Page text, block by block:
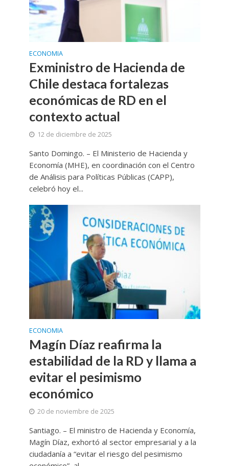
ECONOMIA
Exministro de Hacienda de
Chile destaca fortalezas
económicas de RD en el
contexto actual
12 de diciembre de 2025
Santo Domingo. – El Ministerio de Hacienda y
Economía (MHE), en coordinación con el Centro
de Análisis para Políticas Públicas (CAPP),
celebró hoy el...
ECONOMIA
Magín Díaz reafirma la
estabilidad de la RD y llama a
evitar el pesimismo
económico
20 de noviembre de 2025
Santiago. – El ministro de Hacienda y Economía,
Magín Díaz, exhortó al sector empresarial y a la
ciudadanía a “evitar el riesgo del pesimismo